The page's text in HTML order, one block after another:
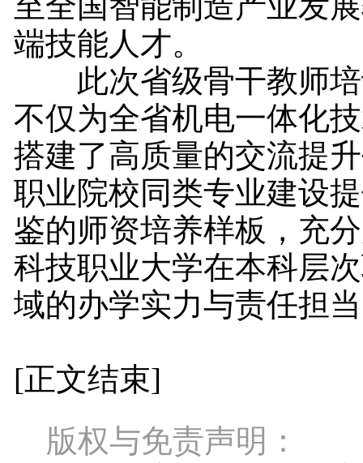
端技能人才。
此次省级骨干教师培
不仅为全省机电一体化
搭建了高质量的交流提
职业院校同类专业建设
鉴的师资培养样板，充
科技职业大学在本科层
域的办学实力与责任担
[正文结束]
版权与免责声明：